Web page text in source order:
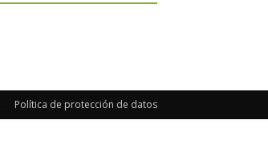
Política de protección de datos